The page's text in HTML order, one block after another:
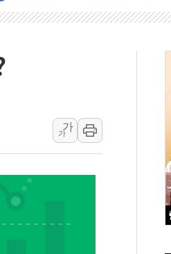
서울 중랑구 주택가서 흉기 난동
여수 오동도 인근 해상서 모터보트
추미애, '위안부' 피해자 기림의 날
인천 선재도 갯벌서 해루질 중 실종
인천서 말다툼 중 어머니 흉기 살해
'화합' 꺼낸 김민석에 '뻔뻔' 받아
李대통령, ISA 개편 재검토 지시…
동해중부 전 해상 풍랑주의보…10
연일 폭염에 온열질환 사망 23명…
中 전방위 아파트 부양, 수도 베이징
가
가